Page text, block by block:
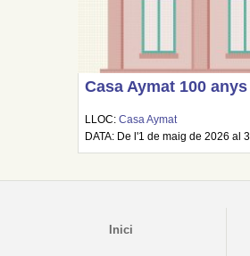
Casa Aymat 100 anys
LLOC:Casa Aymat
DATA: De l'1 de maig de 2026 al
Inici